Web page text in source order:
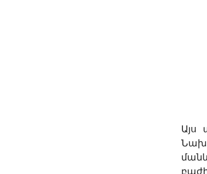
Այս